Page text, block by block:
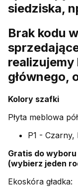
siedziska,
Brak kodu
głównego,
Kolory szafki
Płyta meblowa
P1 - Czarny,
Gratis do
(wybierz jeden
Ekoskóra gładka: